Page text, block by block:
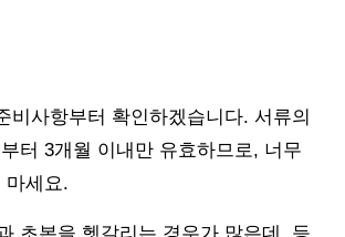
비사항부터 확인하겠습니다. 서류의
터 3개월 이내만 유효하므로, 너무
마세요.